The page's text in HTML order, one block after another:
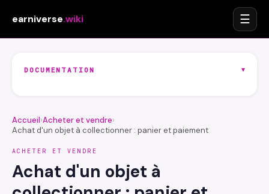
earniverse.wiki ☰
DOCUMENTATION ▾
Accueil›Acheter et vendre›
Achat d'un objet à collectionner : panier et paiement
ACHETER ET VENDRE
Achat d'un objet à